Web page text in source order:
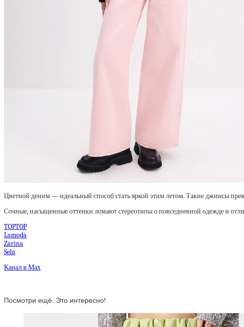
Цветной деним — идеальный способ стать яркой этим летом. Такие джинсы
Сочные, насыщенные оттенки ломают стереотипы о повседневной одежде и
TOPTOP
Lamoda
Zarina
Sela
Канал в Мах
Посмотри ещё. Это интересно!